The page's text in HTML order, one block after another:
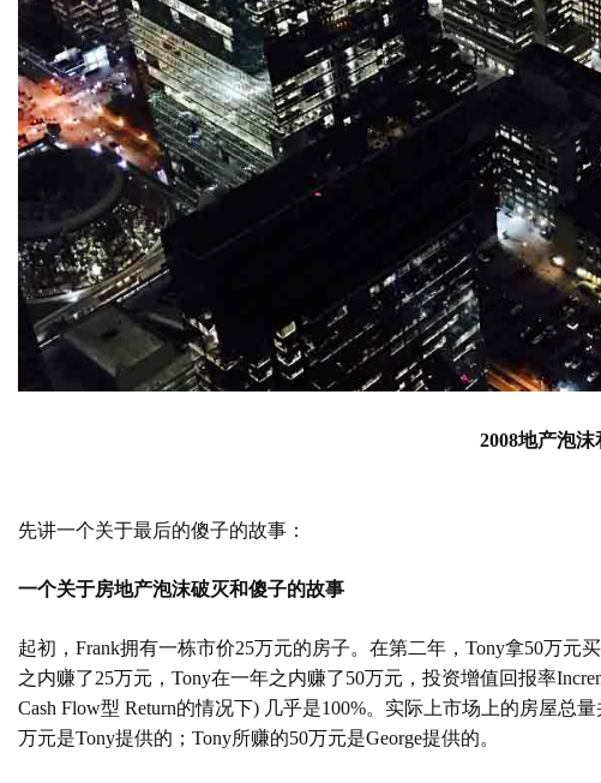
2008地产泡沫
先讲一个关于最后的傻子的故事：
一个关于房地产泡沫破灭和傻子的故事
起初， Frank拥有一栋市价25万元的房子。 在第二年， Tony拿50万元
之内赚了25万元， Tony在一年之内赚了50万元，投资增值回报率
Cash Flow型 Return的情况下) 几乎是100%。实际上市场上的房屋总
万元是Tony提供的； Tony所赚的50万元是George提供的。